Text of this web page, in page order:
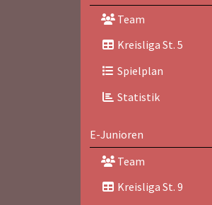
Team
Kreisliga St. 5
Spielplan
Statistik
E-Junioren
Team
Kreisliga St. 9